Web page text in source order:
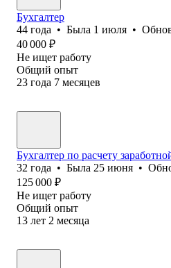
Бухгалтер
44 года • Была 1 июля •
40 000 ₽
Не ищет работу
Общий опыт
23 года 7 месяцев
Бухгалтер по расчету
32 года • Была 25 июня •
125 000 ₽
Не ищет работу
Общий опыт
13 лет 2 месяца